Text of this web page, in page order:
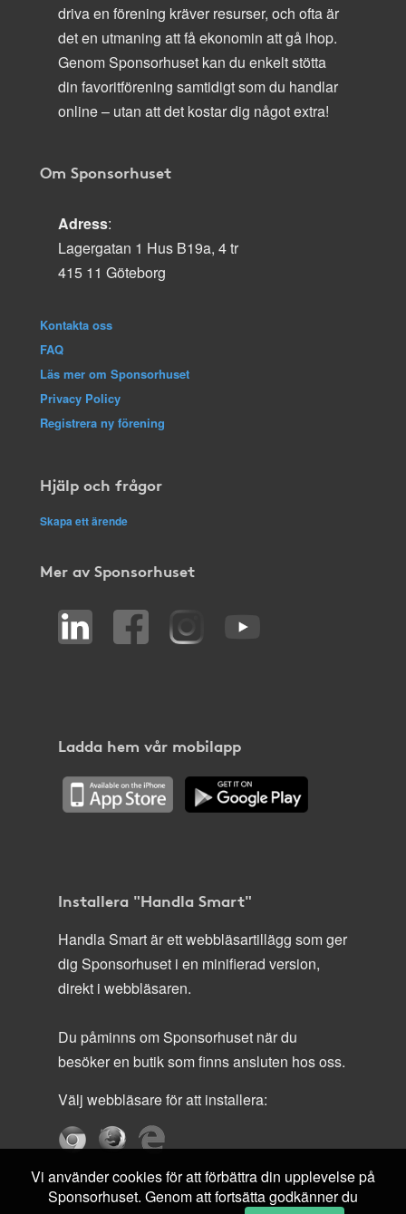
driva en förening kräver resurser, och ofta är
det en utmaning att få ekonomin att gå ihop.
Genom Sponsorhuset kan du enkelt stötta
din favoritförening samtidigt som du handlar
online – utan att det kostar dig något extra!
Om Sponsorhuset
Adress:
Lagergatan 1 Hus B19a, 4 tr
415 11 Göteborg
Kontakta oss
FAQ
Läs mer om Sponsorhuset
Privacy Policy
Registrera ny förening
Hjälp och frågor
Skapa ett ärende
Mer av Sponsorhuset
Ladda hem vår mobilapp
Installera "Handla Smart"
Handla Smart är ett webbläsartillägg som ger
dig Sponsorhuset i en minifierad version,
direkt i webbläsaren.
Du påminns om Sponsorhuset när du
besöker en butik som finns ansluten hos oss.
Välj webbläsare för att installera:
Vi använder cookies för att förbättra din upplevelse på
Sponsorhuset. Genom att fortsätta godkänner du